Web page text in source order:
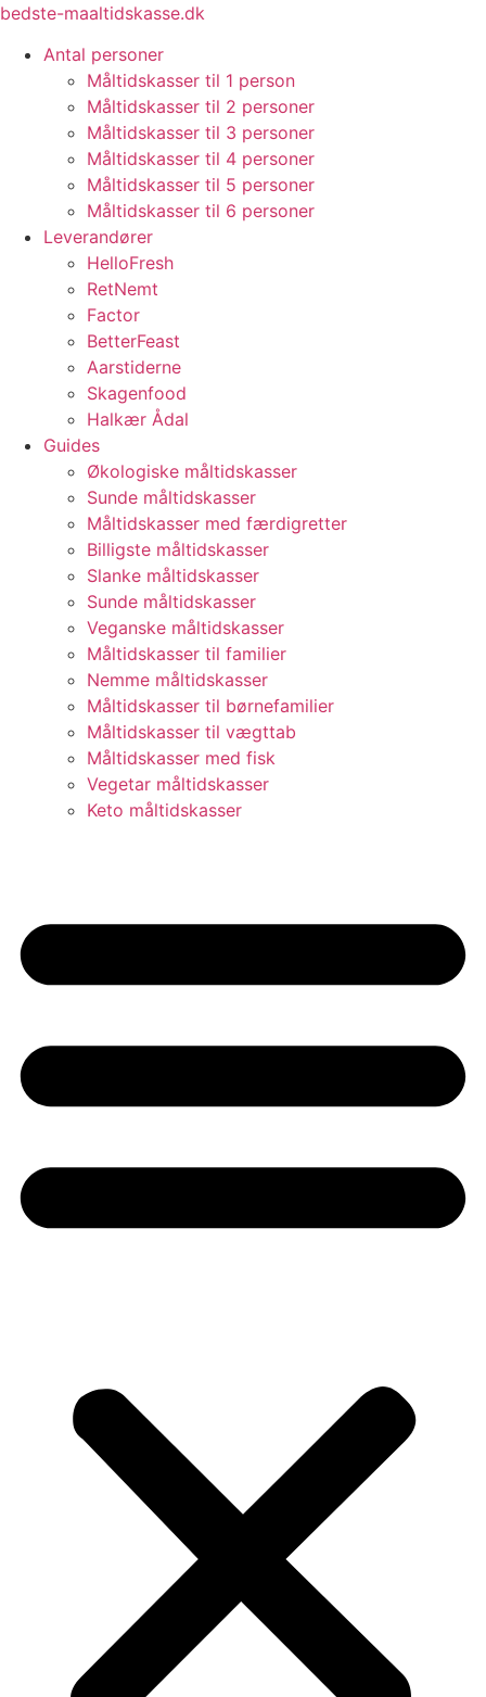
Videre
indhold
bedste-maaltidskasse.dk
Antal personer
Måltidskasser til 1 person
Måltidskasser til 2 personer
Måltidskasser til 3 personer
Måltidskasser til 4 personer
Måltidskasser til 5 personer
Måltidskasser til 6 personer
Leverandører
HelloFresh
RetNemt
Factor
BetterFeast
Aarstiderne
Skagenfood
Halkær Ådal
Guides
Økologiske måltidskasser
Sunde måltidskasser
Måltidskasser med færdigretter
Billigste måltidskasser
Slanke måltidskasser
Sunde måltidskasser
Veganske måltidskasser
Måltidskasser til familier
Nemme måltidskasser
Måltidskasser til børnefamilier
Måltidskasser til vægttab
Måltidskasser med fisk
Vegetar måltidskasser
Keto måltidskasser